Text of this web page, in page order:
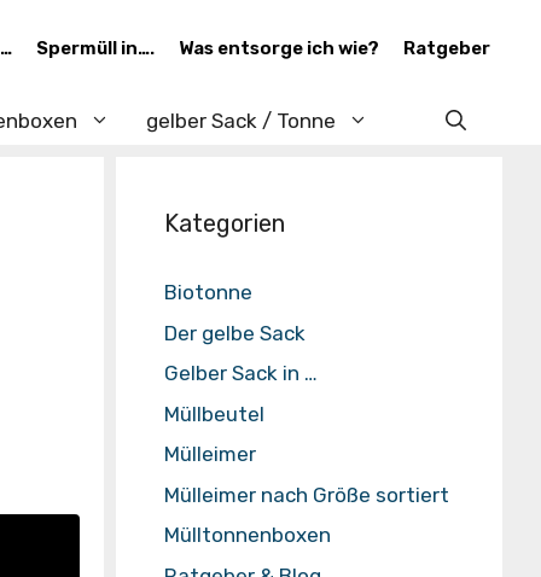
Spermüll in…. Was entsorge ich wie? Ratgeber
gelber Sack / Tonne
Kategorien
Biotonne
Der gelbe Sack
Gelber Sack in …
Müllbeutel
Mülleimer
Mülleimer nach Größe sortiert
Mülltonnenboxen